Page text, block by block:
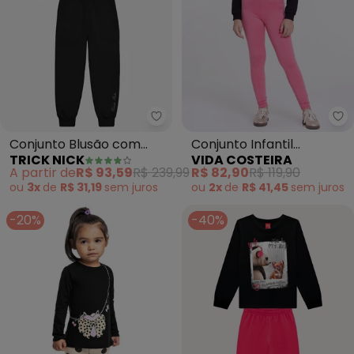
Trick Nick - Conjunto Blusão
Conjunto Blusão com
Calça (Preto)
TRICK NICK
A partir deR$ 93,59R$ 239,99
ou 3x de R$ 31,19 sem juros
Conjunto Infantil
Cropped com Capuz
(Preto)
VIDA COSTEIRA
R$ 82,90R$ 119,90
ou 2x de R$ 41,45 sem juros
-20% -40%